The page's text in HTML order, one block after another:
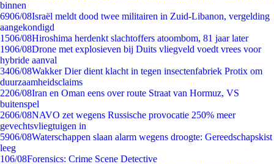
binnen
6906/08Israël meldt dood twee militairen in Zuid-Libanon, vergelding
aangekondigd
1506/08Hiroshima herdenkt slachtoffers atoombom, 81 jaar later
1906/08Drone met explosieven bij Duits vliegveld voedt vrees voor
hybride aanval
3406/08Wakker Dier dient klacht in tegen insectenfabriek Protix om
duurzaamheidsclaims
2206/08Iran en Oman eens over route Straat van Hormuz, VS
buitenspel
2606/08NAVO zet wegens Russische provocatie 250% meer
gevechtsvliegtuigen in
5906/08Waterschappen slaan alarm wegens droogte: Gereedschapskist
leeg
106/08Forensics: Crime Scene Detective